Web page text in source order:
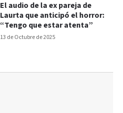
13 de Octubre de 2025
El audio de la ex pareja de
Laurta que anticipó el horror:
“Tengo que estar atenta”